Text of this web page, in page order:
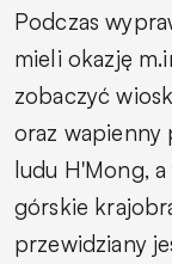
Podczas
mieli okazję
zobaczyć
oraz wapienny
ludu H'Mong,
górskie
przewidziany